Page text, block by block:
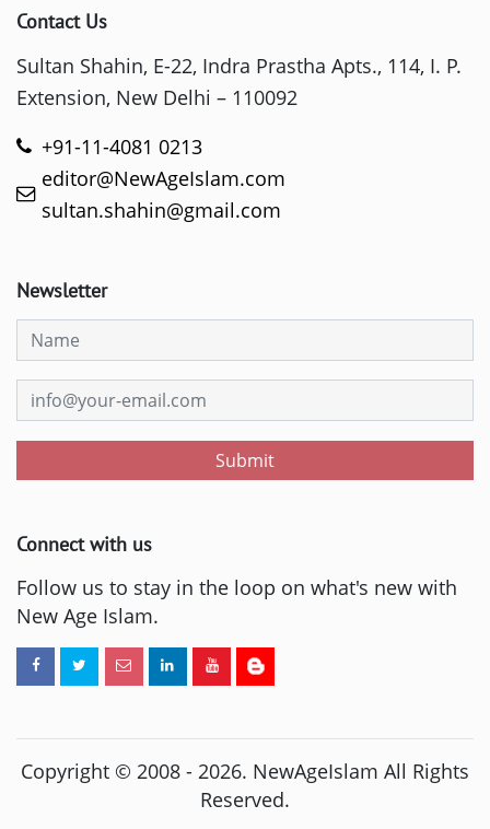
Contact Us
Sultan Shahin, E-22, Indra Prastha Apts., 114, I. P.
Extension, New Delhi – 110092
+91-11-4081 0213
editor@NewAgeIslam.com
sultan.shahin@gmail.com
Newsletter
Submit
Connect with us
Follow us to stay in the loop on what's new with
New Age Islam.
Copyright © 2008 - 2026. NewAgeIslam All Rights
Reserved.